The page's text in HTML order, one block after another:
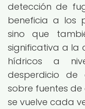
detección de
beneficia a los
sino que
significativa a la
hídricos a
desperdicio
sobre fuentes
se vuelve cada